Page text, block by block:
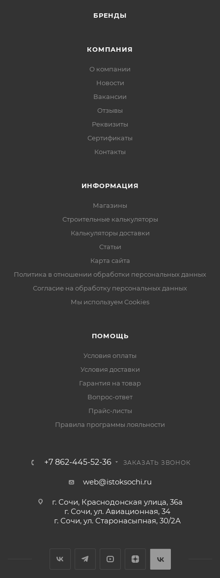
БРЕНДЫ
КОМПАНИЯ
О компании
Новости
Вакансии
Отзывы
Реквизиты
Сертификаты
Контакты
ИНФОРМАЦИЯ
Магазины
Строительные калькуляторы
Калькуляторы доставки
Статьи
Карта сайта
Политика в отношении обработки персональных данных
Согласие на обработку персональных данных
Мы используем Cookies
ПОМОЩЬ
Условия оплаты
Условия доставки
Гарантия на товар
Вопрос-ответ
Прайс-листы
Правила программы лояльности
+7 862-445-52-36 ЗАКАЗАТЬ ЗВОНОК
web@istoksochi.ru
г. Сочи, Краснодонская улица, 36а
г. Сочи, ул. Авиационная, 34
г. Сочи, ул. Старонасыпная, 30/2А